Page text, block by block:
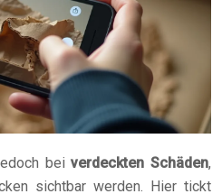
beiverdeckten Schäden,
sichtbar werden. Hier tickt